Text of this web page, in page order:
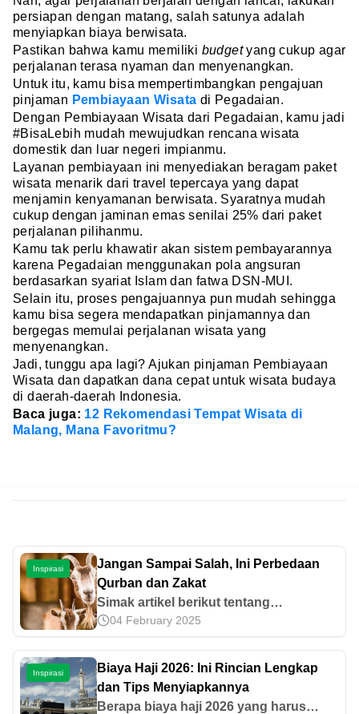
persiapan dengan matang, salah satunya adalah
menyiapkan biaya berwisata.
Pastikan bahwa kamu memiliki budgetyang cukup agar
perjalanan terasa nyaman dan menyenangkan.
Untuk itu, kamu bisa mempertimbangkan pengajuan
pinjaman Pembiayaan Wisata di Pegadaian.
Dengan Pembiayaan Wisata dari Pegadaian, kamu jadi
#BisaLebih mudah mewujudkan rencana wisata
domestik dan luar negeri impianmu.
Layanan pembiayaan ini menyediakan beragam paket
wisata menarik dari travel tepercaya yang dapat
menjamin kenyamanan berwisata. Syaratnya mudah
cukup dengan jaminan emas senilai 25% dari paket
perjalanan pilihanmu.
Kamu tak perlu khawatir akan sistem pembayarannya
karena Pegadaian menggunakan pola angsuran
berdasarkan syariat Islam dan fatwa DSN-MUI.
Selain itu, proses pengajuannya pun mudah sehingga
kamu bisa segera mendapatkan pinjamannya dan
bergegas memulai perjalanan wisata yang
menyenangkan.
Jadi, tunggu apa lagi? Ajukan pinjaman Pembiayaan
Wisata dan dapatkan dana cepat untuk wisata budaya
di daerah-daerah Indonesia.
Baca juga: 12 Rekomendasi Tempat Wisata di
Malang, Mana Favoritmu?
Inspirasi
Jangan Sampai Salah, Ini Perbedaan
Qurban dan Zakat
Simak artikel berikut tentang
Perbedaan Qurban dan Zakat. Baca
Syarat dan ketentuan berikut di artikel
ini.
04 February 2025
Inspirasi
Biaya Haji 2026: Ini Rincian Lengkap
dan Tips Menyiapkannya
Berapa biaya haji 2026 yang harus